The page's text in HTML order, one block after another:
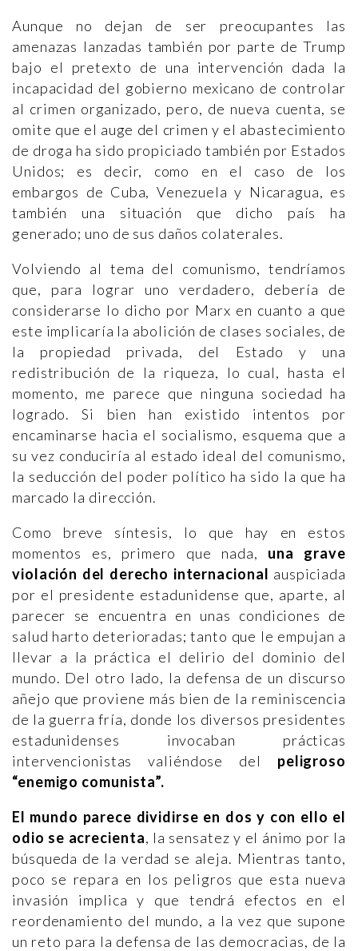
Aunque no dejan de ser preocupantes las
amenazas lanzadas también por parte de Trump
bajo el pretexto de una intervención dada la
incapacidad del gobierno mexicano de controlar
al crimen organizado, pero, de nueva cuenta, se
omite que el auge del crimen y el abastecimiento
de droga ha sido propiciado también por Estados
Unidos; es decir, como en el caso de los
embargos de Cuba, Venezuela y Nicaragua, es
también una situación que dicho país ha
generado; uno de sus daños colaterales.
Volviendo al tema del comunismo, tendríamos
que, para lograr uno verdadero, debería de
considerarse lo dicho por Marx en cuanto a que
este implicaría la abolición de clases sociales, de
la propiedad privada, del Estado y una
redistribución de la riqueza, lo cual, hasta el
momento, me parece que ninguna sociedad ha
logrado. Si bien han existido intentos por
encaminarse hacia el socialismo, esquema que a
su vez conduciría al estado ideal del comunismo,
la seducción del poder político ha sido la que ha
marcado la dirección.
Como breve síntesis, lo que hay en estos
momentos es, primero que nada, una grave
violación del derecho internacional auspiciada
por el presidente estadunidense que, aparte, al
parecer se encuentra en unas condiciones de
salud harto deterioradas; tanto que le empujan a
llevar a la práctica el delirio del dominio del
mundo. Del otro lado, la defensa de un discurso
añejo que proviene más bien de la reminiscencia
de la guerra fría, donde los diversos presidentes
estadunidenses invocaban prácticas
intervencionistas valiéndose del peligroso
“enemigo comunista”.
El mundo parece dividirse en dos y con ello el
odio se acrecienta, la sensatez y el ánimo por la
búsqueda de la verdad se aleja. Mientras tanto,
poco se repara en los peligros que esta nueva
invasión implica y que tendrá efectos en el
reordenamiento del mundo, a la vez que supone
un reto para la defensa de las democracias, de la